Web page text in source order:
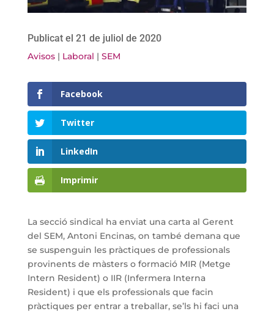
Publicat el 21 de juliol de 2020
Avisos| Laboral | SEM
Facebook
Twitter
LinkedIn
Imprimir
La secció sindical ha enviat una carta al Gerent
del SEM, Antoni Encinas, on també demana que
se suspenguin les pràctiques de professionals
provinents de màsters o formació MIR (Metge
Intern Resident) o IIR (Infermera Interna
Resident) i que els professionals que facin
pràctiques per entrar a treballar, se’ls hi faci una